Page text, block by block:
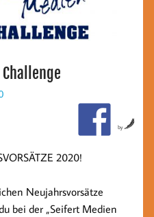
by
2020!
Neujahrsvorsätze
bei der „Seifert Medien